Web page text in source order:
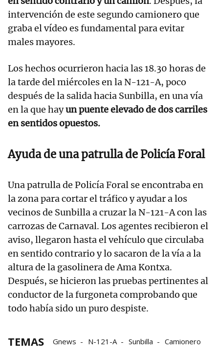
intervención de este segundo camionero que
graba el vídeo es fundamental para evitar
males mayores.
Los hechos ocurrieron hacia las 18.30 horas de
la tarde del miércoles en la N-121-A, poco
después de la salida hacia Sunbilla, en una vía
en la que hayun puente elevado de dos carriles
en sentidos opuestos.
Ayuda de una patrulla de Policía Foral
Una patrulla de Policía Foral se encontraba en
la zona para cortar el tráfico y ayudar a los
vecinos de Sunbilla a cruzar la N-121-A con las
carrozas de Carnaval. Los agentes recibieron el
aviso, llegaron hasta el vehículo que circulaba
en sentido contrario y lo sacaron de la vía a la
altura de la gasolinera de Ama Kontxa.
Después, se hicieron las pruebas pertinentes al
conductor de la furgoneta comprobando que
todo había sido un puro despiste.
TEMAS Gnews N-121-A Sunbilla Camionero